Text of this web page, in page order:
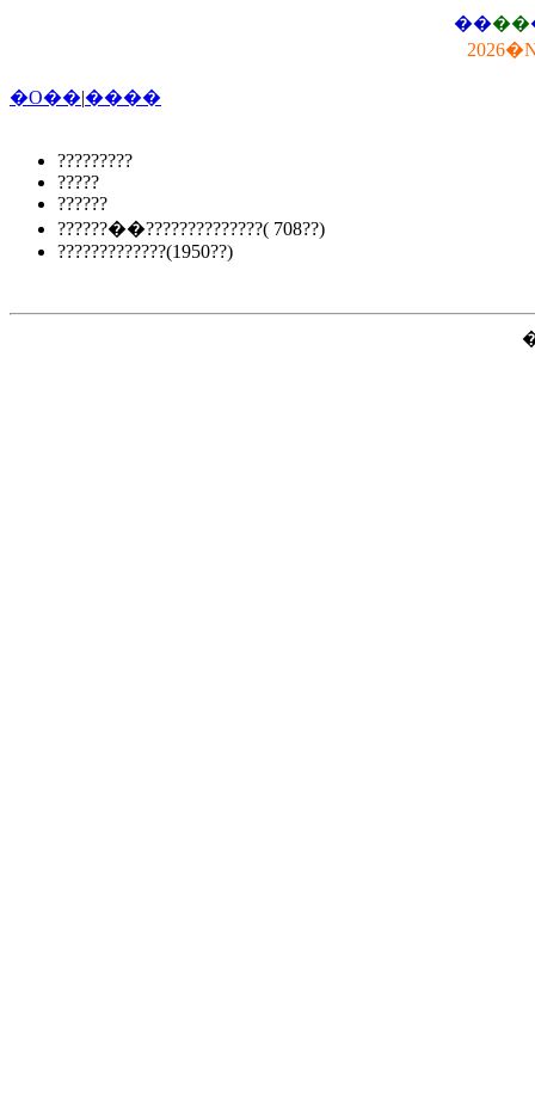
����
�O��|����
?????????
?????
??????
??????��??????????????( 708??)
?????????????(1950??)